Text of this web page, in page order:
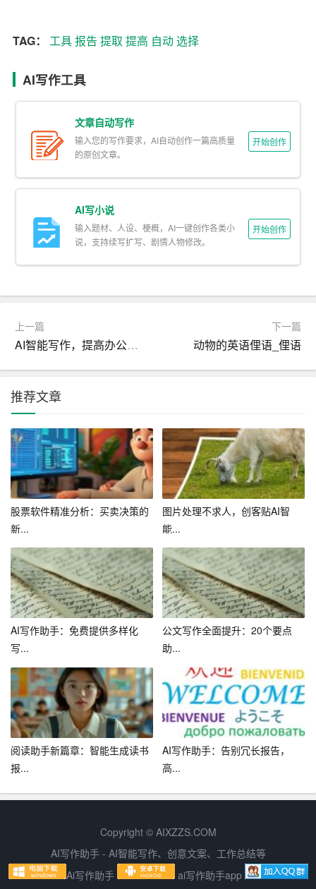
容的关键信息，生成会议纪要，便于参会人员回顾和跟
进。
2. 文档摘要：对于篇幅较长的文档，AI工具可以自动提取
核心观点，生成摘要，帮助用户快速了解文档内容。
3. 报告分析：在撰写报告时，AI工具可以自动分析相关数
据，提取关键指标，为报告提供有力支撑。
4. 学习资料整理：在学习过程中，AI工具可以帮助用户整
理学习资料，提取重点内容，提高学习效率。
具。如需自动提取文本摘要，可以选择具备文本摘要功能
的AI工具。
上手。
3. 准确性：了解AI工具的算法原理，选择准确性较高的工
具。
4. 性价比：综合考虑价格和性能，选择性价比高的AI工
具。
四、AI工具自动提炼总结的注意事项
1. 数据隐私：在使用AI工具时，注意保护个人和企业的数
据隐私，避免泄露敏感信息。
2. 结果验证：虽然AI工具具有较高准确性，但仍可能出现
错误。在使用过程中，要定期验证提取结果，确保准确
3. 适时调整：根据实际需求，适时调整AI工具的提取规
则，以适应不同场景。
总之，自动提炼总结的AI工具为职场人士提供了强大的辅
助力量，有助于提高工作效率、优化工作质量。在职场竞
而，在使用AI工具的过程中，我们也要注意数据隐私、结
智能技术的不断发展，相信会有更多高效、实用的AI工具
助力职场人士轻松应对各种挑战。
TAG： 工具报告 提取 提高 自动选择
AI写作工具
文章自动写作
输入您的写作要求，AI自动创作一篇高质量
的原创文章。
开始创作
AI写小说
输入题材、人设、梗概，AI一键创作各类小
说，支持续写扩写、剧情人物修改。
开始创作
上一篇
AI智能写作，提高办公效率新选择
下一篇
动物的英语俚语_俚语
推荐文章
股票软件精准分析：买卖决策的
新...
图片处理不求人，创客贴AI智
能...
AI写作助手：免费提供多样化
写...
公文写作全面提升：20个要点
助...
阅读助手新篇章：智能生成读书
报...
AI写作助手：告别冗长报告，
高...
Copyright © AIXZZS.COM
AI写作助手 - AI智能写作、创意文案、工作总结等
Ai写作助手
ai写作助手app